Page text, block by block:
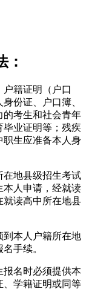
：
户籍证明（户口
份证、户口簿、
的考生和社会青年
毕业证明等；残疾
职生应准备本人身
在地县级招生考试
本人申请，经就读
就读高中所在地县
到本人户籍所在地
手续。
报名时必须提供本
、学籍证明或同等